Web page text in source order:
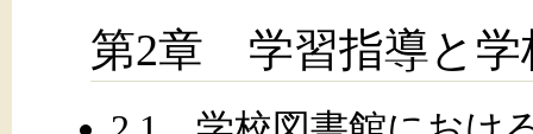
第2章 学習指導と学